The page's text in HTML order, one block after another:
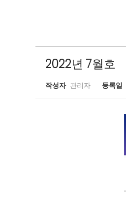
2022년 7월호
작성자 관리자 등록일